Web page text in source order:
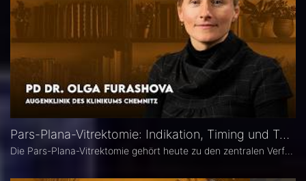
Pars-Plana-Vitrektomie: Indikation, Timing und Technik – PD Dr. Olga Furashova